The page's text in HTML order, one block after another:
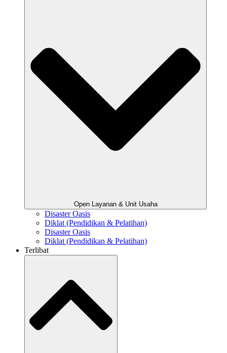
Open Layanan & Unit Usaha
Disaster Oasis
Diklat (Pendidikan & Pelatihan)
Disaster Oasis
Diklat (Pendidikan & Pelatihan)
Terlibat